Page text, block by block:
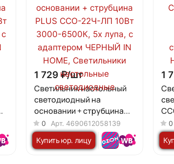
1 729 ₽/шт
Светильник настольный
светодиодный на
основании + струбцина
PLUS ССО-22Ч-ЛП 10Вт
3000-6500К, 5х лупа, с
адаптером ЧЕРНЫЙ IN
0 Арт. 4690612058139
Купить юр. лицу
1
на
0